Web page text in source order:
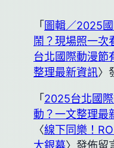
「 圖輯／2025
鬧？現場照一
台北國際動漫節
整理最新資訊〉
「 2025台北國
動？一文整理最
〈線下同樂！
大銀幕〉發佈留